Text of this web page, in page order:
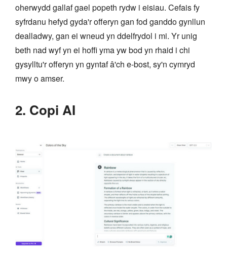
oherwydd gallaf gael popeth rydw i eisiau. Cefais fy
syfrdanu hefyd gyda'r offeryn gan fod ganddo gynllun
dealladwy, gan ei wneud yn ddelfrydol i mi. Yr unig
beth nad wyf yn ei hoffi yma yw bod yn rhaid i chi
gysylltu'r offeryn yn gyntaf â'ch e-bost, sy'n cymryd
mwy o amser.
2. Copi AI